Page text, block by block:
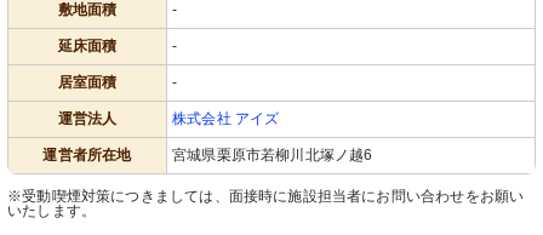
敷地面積 -
延床面積 -
居室面積 -
運営法人 株式会社 アイズ
運営者所在地 宮城県栗原市若柳川北塚ノ越6
※受動喫煙対策につきましては、面接時に施設担当者にお問い合わせをお願い
いたします。